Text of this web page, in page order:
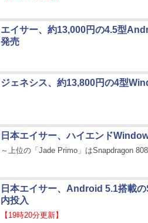
エイサー、約13,000円の4.5型
発売
ジェネシス、約13,800円の4型
日本エイサー、ハイエンド
～上位の「Jade Primo」はSnapdragon
日本エイサー、Android 5.1搭載
内投入
【19時20分更新】